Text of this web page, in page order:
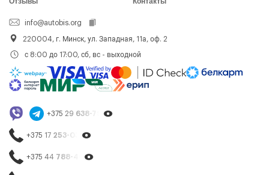
info@autobis.org
220004, г. Минск, ул. Западная, 11а, оф. 2
с 8:00 до 17:00, сб, вс - выходной
+375 29 638-79-23
+375 17 253-03-26
+375 44 788-40-13